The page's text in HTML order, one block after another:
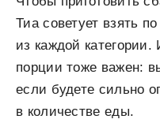
Тиа советует взять
из каждой
порции тоже важен:
если будете сильно
в количестве еды.